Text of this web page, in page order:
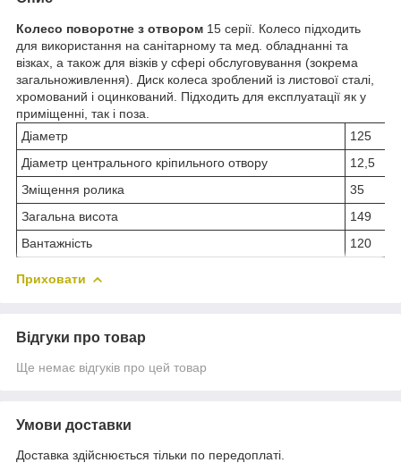
Колесо поворотне з отвором 15 серії. Колесо підходить
для використання на санітарному та мед. обладнанні та
візках, а також для візків у сфері обслуговування (зокрема
загальноживлення). Диск колеса зроблений із листової сталі,
хромований і оцинкований. Підходить для експлуатації як у
приміщенні, так і поза.
Діаметр
125
Діаметр центрального кріпильного отвору
12,5
Зміщення ролика
35
Загальна висота
149
Вантажність
120
Приховати
Відгуки про товар
Ще немає відгуків про цей товар
Умови доставки
Доставка здійснюється тільки по передоплаті.